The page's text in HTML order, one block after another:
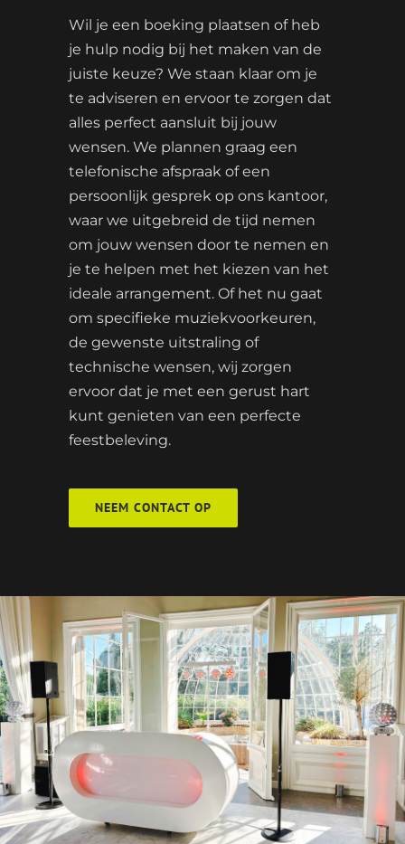
Wil je een boeking plaatsen of heb
je hulp nodig bij het maken van de
juiste keuze? We staan klaar om je
te adviseren en ervoor te zorgen dat
alles perfect aansluit bij jouw
wensen. We plannen graag een
telefonische afspraak of een
persoonlijk gesprek op ons kantoor,
waar we uitgebreid de tijd nemen
om jouw wensen door te nemen en
je te helpen met het kiezen van het
ideale arrangement. Of het nu gaat
om specifieke muziekvoorkeuren,
de gewenste uitstraling of
technische wensen, wij zorgen
ervoor dat je met een gerust hart
kunt genieten van een perfecte
feestbeleving.
NEEM CONTACT OP